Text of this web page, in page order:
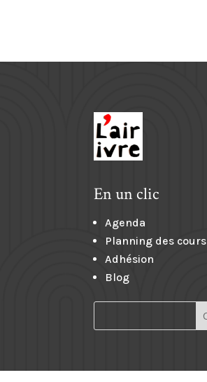
En un clic
Agenda
Planning des cours
Adhésion
Blog